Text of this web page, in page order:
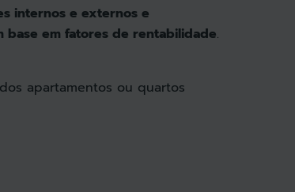
internos e externos e
base em fatores de rentabilidade.
apartamentos ou quartos